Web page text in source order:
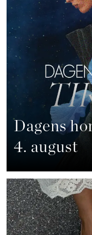
Dagens
4. august